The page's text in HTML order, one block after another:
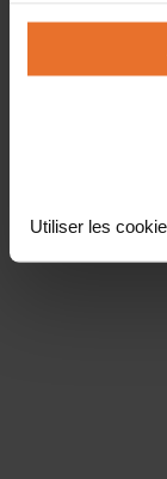
Utiliser les